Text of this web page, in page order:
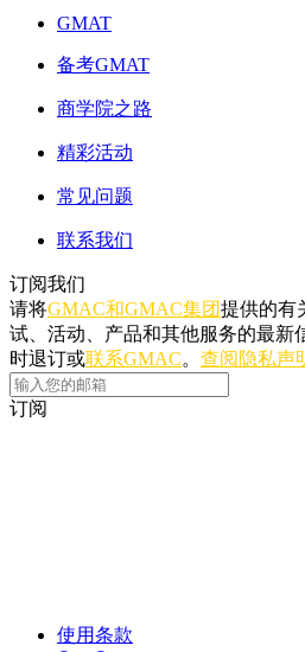
GMAT
备考GMAT
商学院之路
精彩活动
常见问题
联系我们
订阅我们
请将GMAC和GMAC集团提供的有
试、活动、产品和其他服务的最新
时退订或联系GMAC。 查阅隐私声
订阅
使用条款